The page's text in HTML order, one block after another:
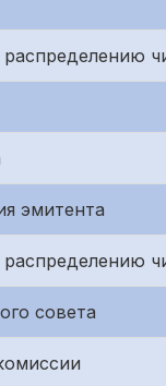
эмитента
совета